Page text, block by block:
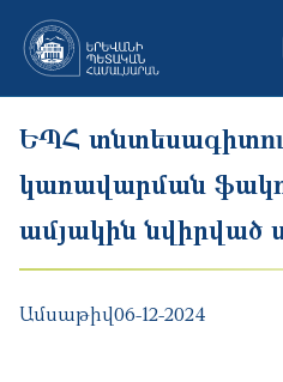
ԵՊՀ
կառավարման
ամյակին նվիրված
Ամսաթիվ06-12-2024